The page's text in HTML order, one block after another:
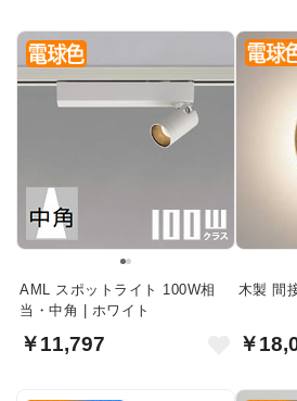
AML スポットライト 100W相
当・中角 | ホワイト
￥11,797
木製 間
￥